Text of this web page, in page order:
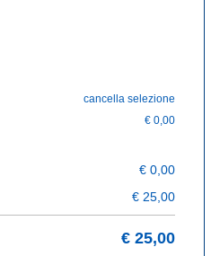
cancella selezione
€ 0,00
€ 0,00
€ 25,00
€ 25,00